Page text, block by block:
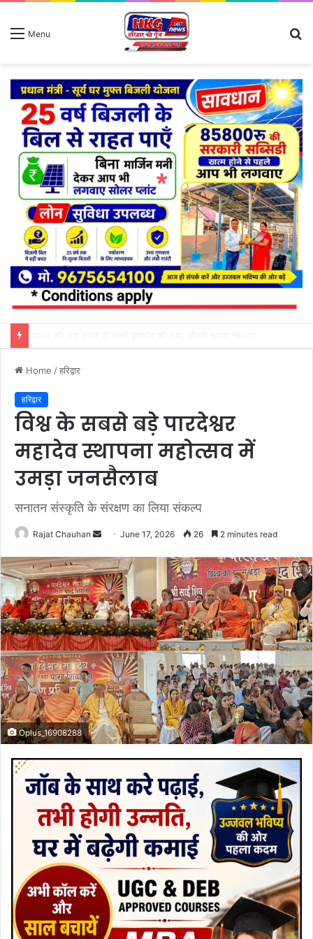
Menu
Home /हरिद्वार
हरिद्वार
विश्व के सबसे बड़े पारदेश्वर
महादेव स्थापना महोत्सव में
उमड़ा जनसैलाब
सनातन संस्कृति के संरक्षण का लिया संकल्प
Rajat Chauhan
Send
email
June 17, 2026 26 2 minutes read
Oplus_16908288